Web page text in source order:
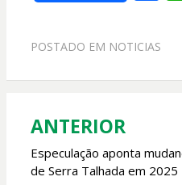
e
o
k
POSTADO EM NOTICIAS
Navegação
de
ANTERIOR
Especulação aponta
de Serra Talhada em 2025